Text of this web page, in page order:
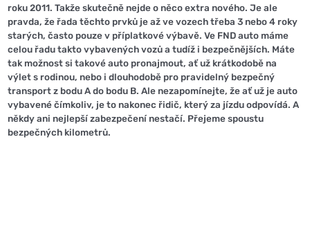
roku 2011. Takže skutečně nejde o něco extra nového. Je ale
pravda, že řada těchto prvků je až ve vozech třeba 3 nebo 4 roky
starých, často pouze v příplatkové výbavě. Ve FND auto máme
celou řadu takto vybavených vozů a tudíž i bezpečnějších. Máte
tak možnost si takové auto pronajmout, ať už krátkodobě na
výlet s rodinou, nebo i dlouhodobě pro pravidelný bezpečný
transport z bodu A do bodu B. Ale nezapomínejte, že ať už je auto
vybavené čímkoliv, je to nakonec řidič, který za jízdu odpovídá. A
někdy ani nejlepší zabezpečení nestačí. Přejeme spoustu
bezpečných kilometrů.